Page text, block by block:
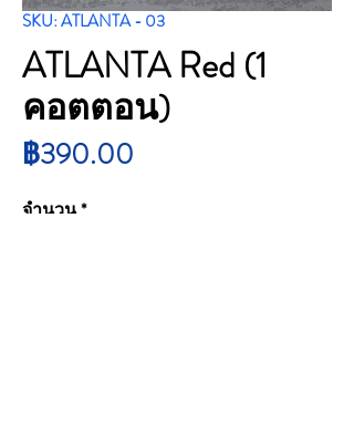
SKU: ATLANTA - 03
ATLANTA Red (1
คอตตอน)
฿390.00
จำนวน*